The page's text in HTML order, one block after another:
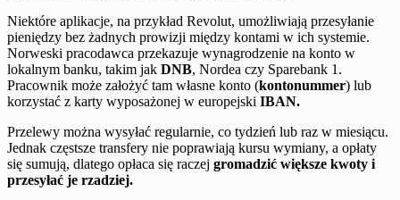
Niektóre aplikacje, na przykład Revolut, umożliwiają przesyłanie
pieniędzy bez żadnych prowizji między kontami w ich systemie.
Norweski pracodawca przekazuje wynagrodzenie na konto w
lokalnym banku, takim jak DNB, Nordea czy Sparebank 1.
Pracownik może założyć tam własne konto (kontonummer) lub
korzystać z karty wyposażonej w europejski IBAN.
Przelewy można wysyłać regularnie, co tydzień lub raz w miesiącu.
Jednak częstsze transfery nie poprawiają kursu wymiany, a opłaty
się sumują, dlatego opłaca się raczej gromadzić większe kwoty i
przesyłać je rzadziej.